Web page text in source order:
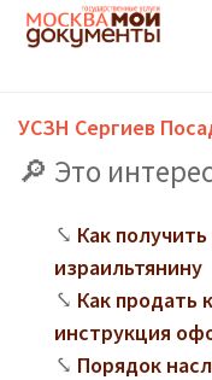
УСЗН Сергиев
Это
Как
израильтянину
Как продать
инструкция
Порядок